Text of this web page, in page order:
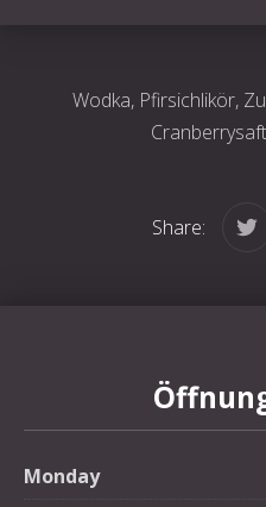
Wodka, Pfirsichlikör,
Share:
Monday